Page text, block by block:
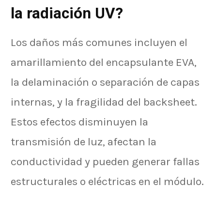
la radiación UV?
Los daños más comunes incluyen el
amarillamiento del encapsulante EVA,
la delaminación o separación de capas
internas, y la fragilidad del backsheet.
Estos efectos disminuyen la
transmisión de luz, afectan la
conductividad y pueden generar fallas
estructurales o eléctricas en el módulo.